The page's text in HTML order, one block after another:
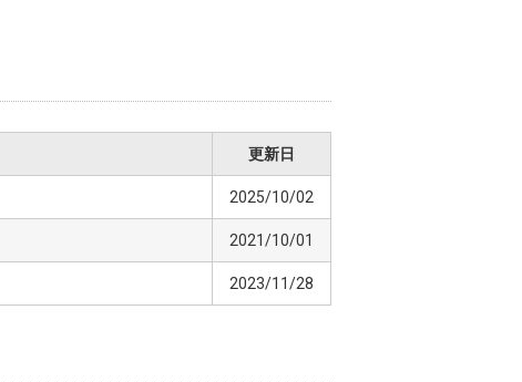
更新日
2025/10/02
2021/10/01
2023/11/28